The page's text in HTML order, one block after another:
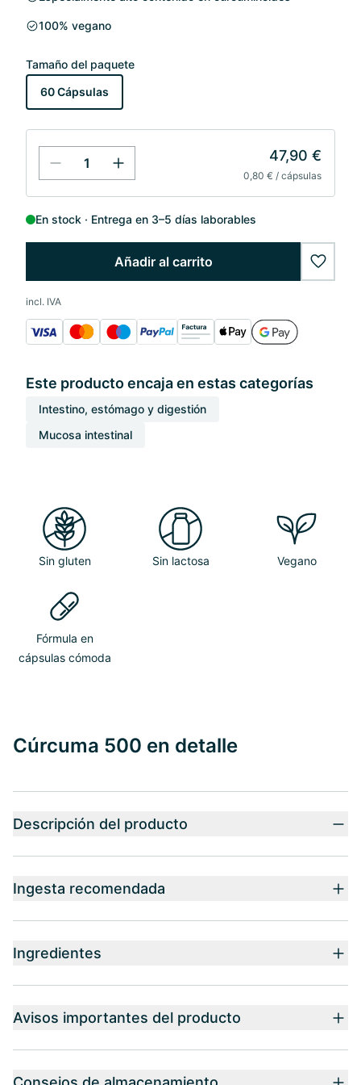
100% vegano
Tamaño del paquete
60 Cápsulas
47,90 €
0,80 € / cápsulas
En stock Entrega en 3–5 días laborables
Añadir al carrito
incl. IVA
Este producto encaja en estas categorías
Intestino, estómago y digestión
Mucosa intestinal
Sin gluten Sin lactosa Vegano
Fórmula en
cápsulas cómoda
Cúrcuma 500 en detalle
Descripción del producto
Ingesta recomendada
Ingredientes
Avisos importantes del producto